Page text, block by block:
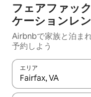
フェアファッ
ケーションレ
Airbnbで家族と泊ま
予約しよう
エリア
検索結果が表示され